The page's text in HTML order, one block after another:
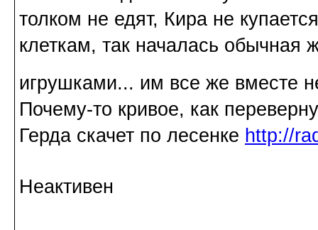
толком не едят, Кира не
клеткам, так началась обычная
игрушками... им все же вместе
Почему-то кривое, как
Герда скачет по лесенке http://
Неактивен